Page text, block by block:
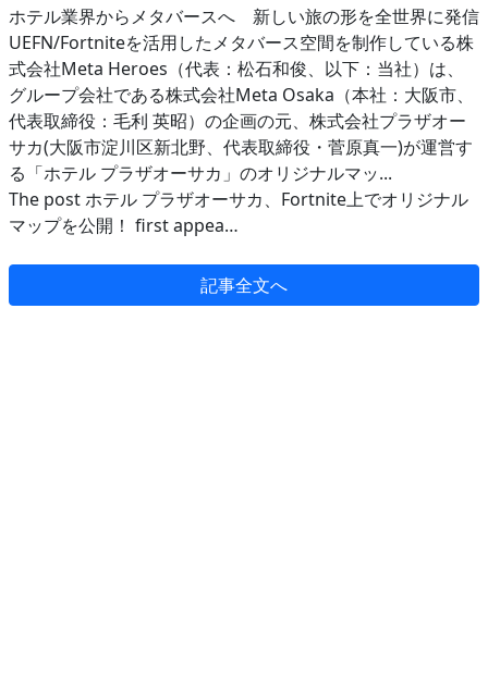
ホテル業界からメタバースへ 新しい旅の形を全世界に発信
UEFN/Fortniteを活用したメタバース空間を制作している株
式会社Meta Heroes（代表：松石和俊、以下：当社）は、
グループ会社である株式会社Meta Osaka（本社：大阪市、
代表取締役：毛利 英昭）の企画の元、株式会社プラザオー
サカ(大阪市淀川区新北野、代表取締役・菅原真一)が運営す
る「ホテル プラザオーサカ」のオリジナルマッ...
The post ホテル プラザオーサカ、Fortnite上でオリジナル
マップを公開！ first appea…
記事全文へ